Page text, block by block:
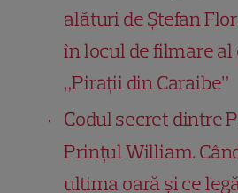
alături de Ștefan
în locul de filmare
„Pirații din Caraibe”
Codul secret dintre
Prințul William.
ultima oară și ce